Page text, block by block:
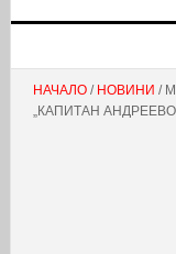
НАЧАЛО/ НОВИНИ /
„КАПИТАН